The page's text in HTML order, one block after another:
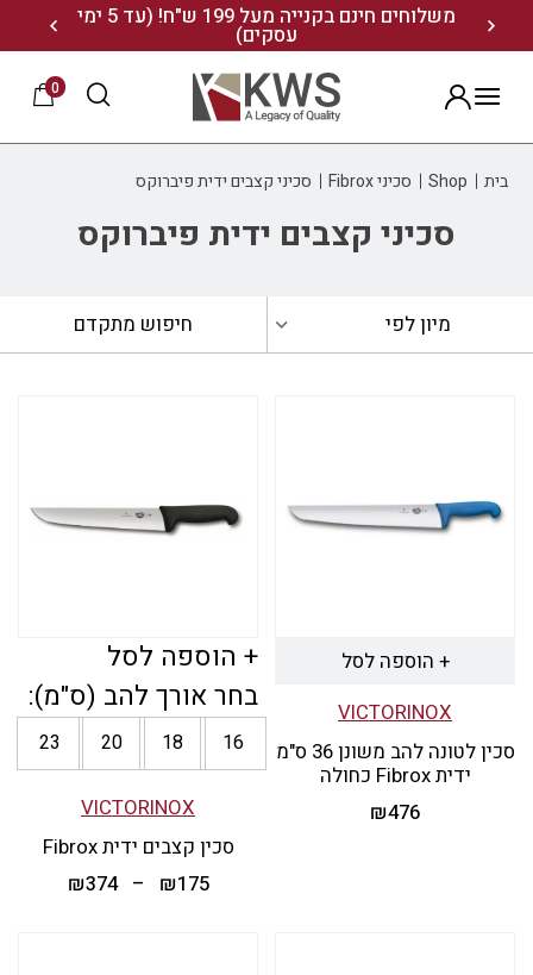
משלוחים חינם בקנייה מעל 199 ש"ח! (עד 5 ימי
עסקים) 20% הנחה על מגוון התיקים השוויצריים לחצו כאן>>
הרשמה
0
בית Shop סכיני Fibrox סכיני קצבים ידית פיברוקס
סכיני קצבים ידית פיברוקס
מיון לפי חיפוש מתקדם
+ הוספה לסל
VICTORINOX
סכין לטונה להב משונן 36 ס"מ
ידית Fibrox כחולה
₪476
+ הוספה לסל
בחר אורך להב (ס"מ):
16
18
20
23
VICTORINOX
סכין קצבים ידית Fibrox
₪175
–
₪374